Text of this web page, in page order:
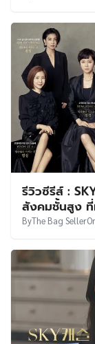
รีวิวซีรีส์ :
สังคมชั้นสูง ที่
ByThe Bag Seller